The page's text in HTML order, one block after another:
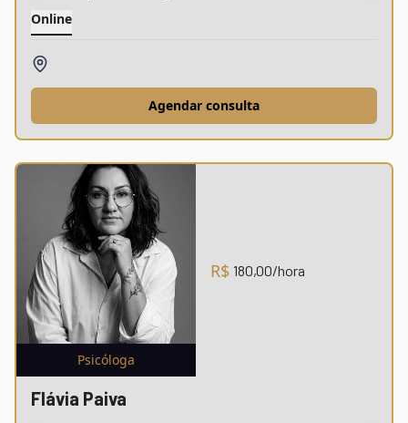
Online
Agendar consulta
Psicóloga
R$ 180,00/hora
Flávia Paiva